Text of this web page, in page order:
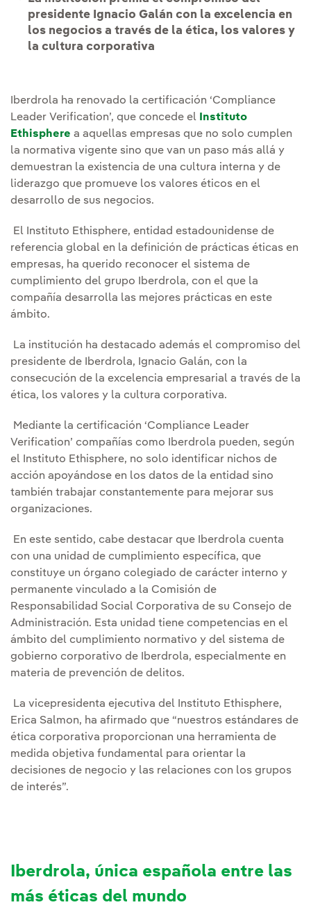
presidente Ignacio Galán con la excelencia en
los negocios a través de la ética, los valores y
la cultura corporativa
Iberdrola ha renovado la certificación ‘Compliance
Leader Verification’, que concede el
Instituto
Ethisphere a aquellas empresas que no solo cumplen
la normativa vigente sino que van un paso más allá y
demuestran la existencia de una cultura interna y de
liderazgo que promueve los valores éticos en el
desarrollo de sus negocios.
El Instituto Ethisphere, entidad estadounidense de
referencia global en la definición de prácticas éticas en
empresas, ha querido reconocer el sistema de
cumplimiento del grupo Iberdrola, con el que la
compañía desarrolla las mejores prácticas en este
ámbito.
La institución ha destacado además el compromiso del
presidente de Iberdrola, Ignacio Galán, con la
consecución de la excelencia empresarial a través de la
ética, los valores y la cultura corporativa.
Mediante la certificación ‘Compliance Leader
Verification’ compañías como Iberdrola pueden, según
el Instituto Ethisphere, no solo identificar nichos de
acción apoyándose en los datos de la entidad sino
también trabajar constantemente para mejorar sus
organizaciones.
En este sentido, cabe destacar que Iberdrola cuenta
con una unidad de cumplimiento específica, que
constituye un órgano colegiado de carácter interno y
permanente vinculado a la Comisión de
Responsabilidad Social Corporativa de su Consejo de
Administración. Esta unidad tiene competencias en el
ámbito del cumplimiento normativo y del sistema de
gobierno corporativo de Iberdrola, especialmente en
materia de prevención de delitos.
La vicepresidenta ejecutiva del Instituto Ethisphere,
Erica Salmon, ha afirmado que “nuestros estándares de
ética corporativa proporcionan una herramienta de
medida objetiva fundamental para orientar la
decisiones de negocio y las relaciones con los grupos
de interés”.
Iberdrola, única española entre las
más éticas del mundo